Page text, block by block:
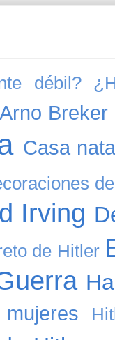
débil?
Arno Breker
Casa
Irving
de Hitler